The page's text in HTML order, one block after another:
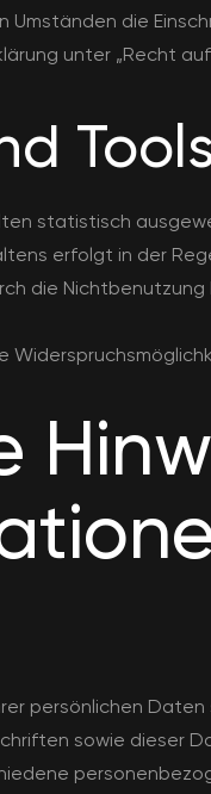
die
unter „Recht
statistisch
erfolgt in der
die
persönlichen
sowie dieser